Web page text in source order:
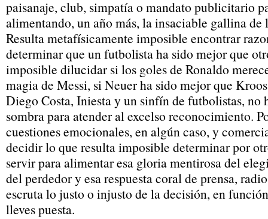
paisanaje, club, simpatía o mandato publicitario
alimentando, un año más, la insaciable gallina de
Resulta metafísicamente imposible encontrar
determinar que un futbolista ha sido mejor que
imposible dilucidar si los goles de Ronaldo
magia de Messi, si Neuer ha sido mejor que
Diego Costa, Iniesta y un sinfín de futbolistas, no
sombra para atender al excelso reconocimiento.
cuestiones emocionales, en algún caso, y
decidir lo que resulta imposible determinar por
servir para alimentar esa gloria mentirosa del
del perdedor y esa respuesta coral de prensa,
escruta lo justo o injusto de la decisión, en
lleves puesta.